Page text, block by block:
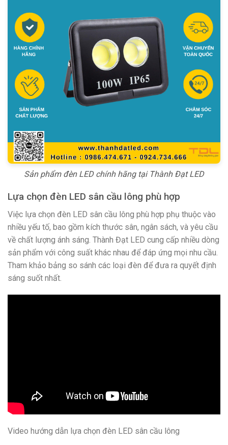
Sản phẩm đèn LED chính hãng tại Thành Đạt LED
Lựa chọn đèn LED sân cầu lông phù hợp
Việc lựa chọn đèn LED sân cầu lông phù hợp phụ thuộc vào
nhiều yếu tố, bao gồm kích thước sân, ngân sách, và yêu cầu
về chất lượng ánh sáng. Thành Đạt LED cung cấp nhiều dòng
sản phẩm với công suất khác nhau để đáp ứng mọi nhu cầu.
Tham khảo bảng so sánh các loại đèn để đưa ra quyết định
sáng suốt nhất.
Video hướng dẫn lựa chọn đèn LED sân cầu lông